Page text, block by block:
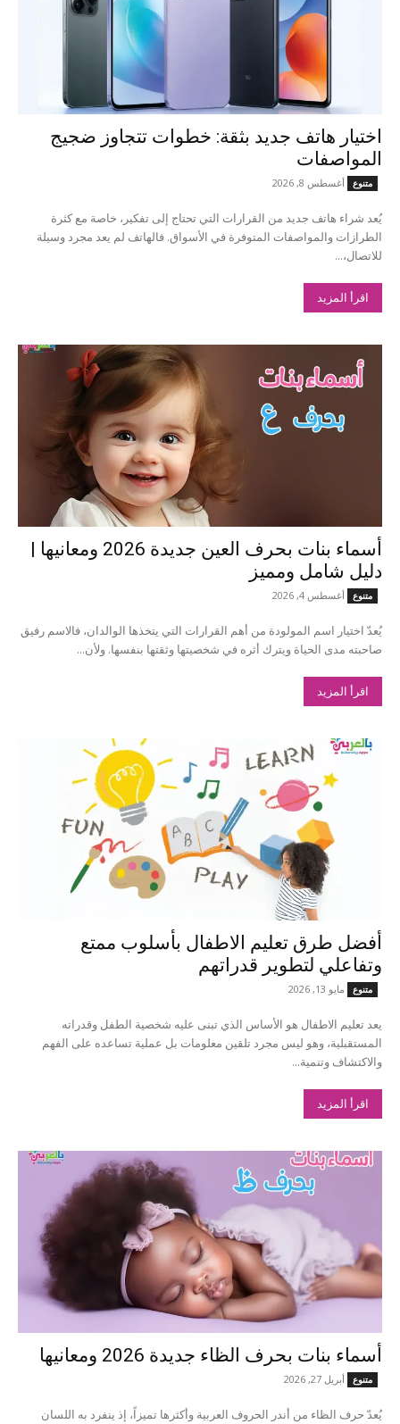
اختيار هاتف جديد بثقة: خطوات تتجاوز ضجيج
المواصفات
متنوع أغسطس 8, 2026
يُعد شراء هاتف جديد من القرارات التي تحتاج إلى تفكير، خاصة مع كثرة
الطرازات والمواصفات المتوفرة في الأسواق. فالهاتف لم يعد مجرد وسيلة
للاتصال،...
اقرأ المزيد
أسماء بنات بحرف العين جديدة 2026 ومعانيها |
دليل شامل ومميز
متنوع أغسطس 4, 2026
يُعدّ اختيار اسم المولودة من أهم القرارات التي يتخذها الوالدان، فالاسم رفيق
صاحبته مدى الحياة ويترك أثره في شخصيتها وثقتها بنفسها. ولأن...
اقرأ المزيد
أفضل طرق تعليم الاطفال بأسلوب ممتع
وتفاعلي لتطوير قدراتهم
متنوع مايو 13, 2026
يعد تعليم الاطفال هو الأساس الذي تبنى عليه شخصية الطفل وقدراته
المستقبلية، وهو ليس مجرد تلقين معلومات بل عملية تساعده على الفهم
والاكتشاف وتنمية...
اقرأ المزيد
أسماء بنات بحرف الظاء جديدة 2026 ومعانيها
متنوع أبريل 27, 2026
يُعدّ حرف الظاء من أندر الحروف العربية وأكثرها تميزاً، إذ ينفرد به اللسان